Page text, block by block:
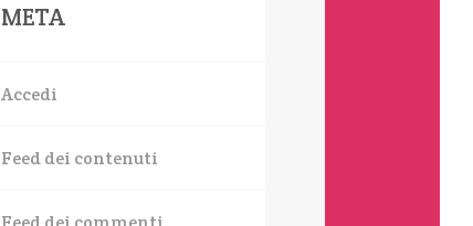
META
Accedi
Feed dei contenuti